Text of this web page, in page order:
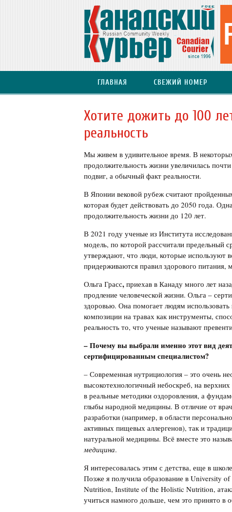
ГЛАВНАЯ СВЕЖИЙ НОМЕР
Хотите дожить до 100
реальность
Мы живем в удивительное время. В
продолжительность жизни увеличилась
подвиг, а обычный факт реальности.
В Японии вековой рубеж считают
которая будет действовать до 2050 года.
продолжительность жизни до 120 лет.
В 2021 году ученые из Института
модель, по которой рассчитали предельный
утверждают, что люди, которые используют
придерживаются правил здорового питания,
Ольга Грасс, приехав в Канаду много лет
продление человеческой жизни. Ольга –
здоровью. Она помогает людям
композиции на травах как инструменты,
реальность то, что ученые называют
– Почему вы выбрали именно этот вид
сертифицированным специалистом?
– Современная нутрициология – это очень
высокотехнологичный небоскреб, на
в реальные методики оздоровления, а
глыбы народной медицины. В отличие от
разработки (например, в области
активных пищевых аллергенов), так и
натуральной медицины. Всё вместе это
медицина.
Я интересовалась этим с детства, еще в
Позже я получила образование в University
Nutrition, Institute of the Holistic Nutrition,
учиться намного дольше, чем это принято в